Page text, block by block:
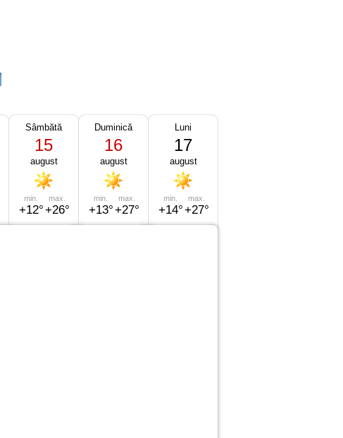
Sâmbătă
15
august
min.
+12°
max.
+26°
Duminică
16
august
min.
+13°
max.
+27°
Luni
17
august
min.
+14°
max.
+27°